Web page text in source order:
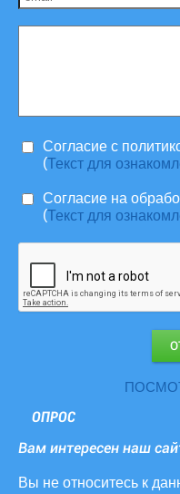
Согласие c
(Текст для
Согласие на
(Текст для
ОПРОС
Вам интересен наш
Вы не относитесь к